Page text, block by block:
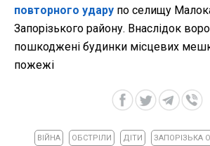
повторного удару по селищу
Запорізького району. Внаслідок
пошкоджені будинки місцевих
пожежі
ВІЙНА ОБСТРІЛИ ДІТИ ЗАПОРІЗЬКА